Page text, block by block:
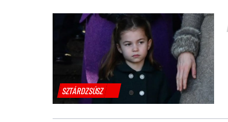
SZTÁRDZSÚSZ